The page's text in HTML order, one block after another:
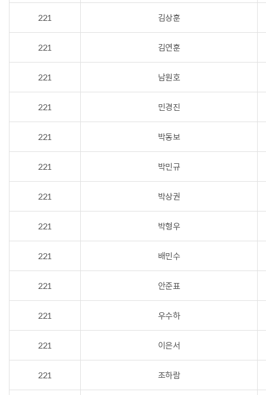
221 김상훈
221 김연훈
221 남원호
221 민경진
221 박동보
221 박민규
221 박상권
221 박형우
221 배민수
221 안준표
221 우수하
221 이은서
221 조하람